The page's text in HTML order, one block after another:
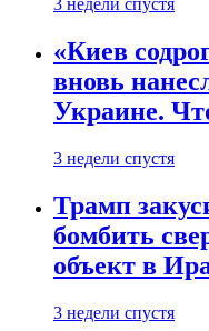
3 недели спустя
«Киев
вновь
Украине.
3 недели спустя
Трамп
бомбить
объект в
3 недели спустя